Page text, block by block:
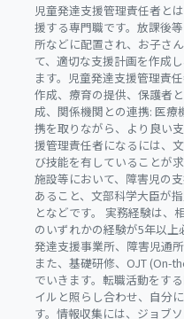
児童発達支援管理責任者と
援する専門職です。放課後
所などに配置され、お子さ
て、適切な支援計画を作成
ます。児童発達支援管理責
作成、療育の提供、保護者
成、関係機関との連携: 医
携を取りながら、より良い
援管理責任者になるには、
び技能を有していることが
施設等において、障害児の
あること、文部科学大臣が
となどです。 実務経験は、
のいずれかの経験が5年以
発達支援事業所、障害児通
また、基礎研修、OJT (On-
でいきます。転職活動をす
イルと照らし合わせ、自分
す。情報収集には、ジョブ